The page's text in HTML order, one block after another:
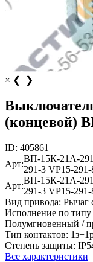
× ❮ ❯
(концевой)
ID: 405861
Арт:
ВП-15К-21А-
291-3 VP15-291-
Арт:
ВП-15К-21А-
291-3 VP15-291-
Вид привода: Рычаг
Исполнение по типу
Полумгновенный /
Тип контактов:
Степень защиты:
Все характеристики